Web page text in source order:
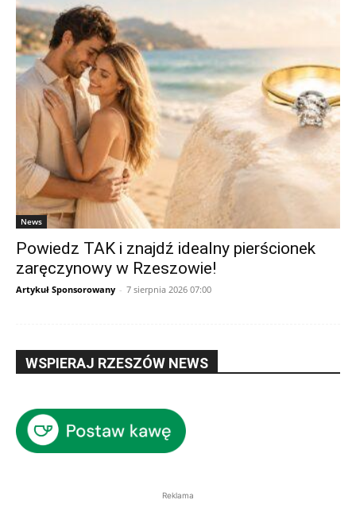
News
Powiedz TAK i znajdź idealny pierścionek
zaręczynowy w Rzeszowie!
Artykuł Sponsorowany - 7 sierpnia 2026 07:00
WSPIERAJ RZESZÓW NEWS
Reklama